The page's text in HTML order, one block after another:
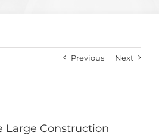
Previous Next
Large Construction